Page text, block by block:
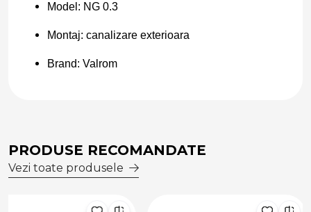
Model: NG 0.3
Montaj: canalizare exterioara
Brand: Valrom
PRODUSE RECOMANDATE
Vezi toate produsele